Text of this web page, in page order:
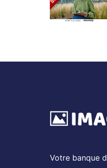
Votre banque